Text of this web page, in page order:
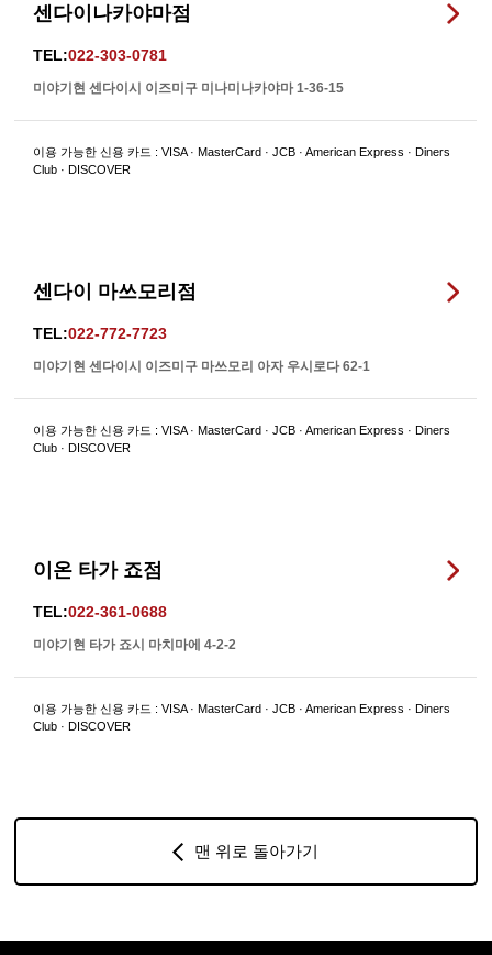
센다이나카야마점
TEL:022-303-0781
미야기현 센다이시 이즈미구 미나미나카야마 1-36-15
이용 가능한 신용 카드 : VISA · MasterCard · JCB · American Express · Diners
Club · DISCOVER
센다이 마쓰모리점
TEL:022-772-7723
미야기현 센다이시 이즈미구 마쓰모리 아자 우시로다 62-1
이용 가능한 신용 카드 : VISA · MasterCard · JCB · American Express · Diners
Club · DISCOVER
이온 타가 죠점
TEL:022-361-0688
미야기현 타가 죠시 마치마에 4-2-2
이용 가능한 신용 카드 : VISA · MasterCard · JCB · American Express · Diners
Club · DISCOVER
맨 위로 돌아가기